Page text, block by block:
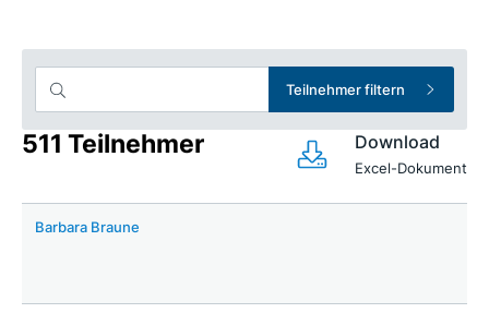
Teilnehmer filtern
511 Teilnehmer Download
Excel-Dokument
Barbara Braune